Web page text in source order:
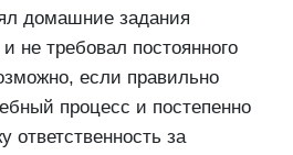
домашние задания
не требовал постоянного
если правильно
процесс и постепенно
ответственность за